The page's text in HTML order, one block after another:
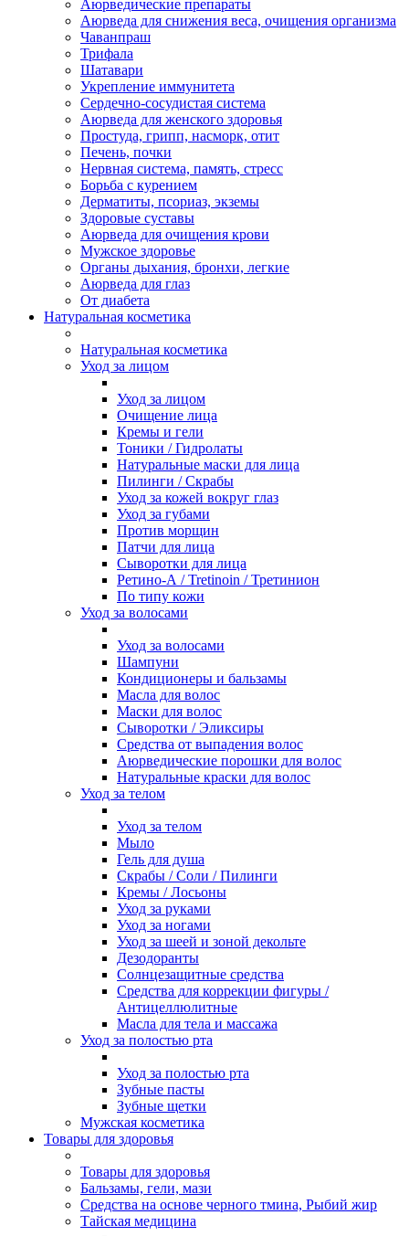
Аюрведические препараты
Аюрведа для снижения веса, очищения организма
Чаванпраш
Трифала
Шатавари
Укрепление иммунитета
Сердечно-сосудистая система
Аюрведа для женского здоровья
Простуда, грипп, насморк, отит
Печень, почки
Нервная система, память, стресс
Борьба с курением
Дерматиты, псориаз, экземы
Здоровые суставы
Аюрведа для очищения крови
Мужское здоровье
Органы дыхания, бронхи, легкие
Аюрведа для глаз
От диабета
Натуральная косметика
Натуральная косметика
Уход за лицом
Уход за лицом
Очищение лица
Кремы и гели
Тоники / Гидролаты
Натуральные маски для лица
Пилинги / Cкрабы
Уход за кожей вокруг глаз
Уход за губами
Против морщин
Патчи для лица
Сыворотки для лица
Ретино-А / Tretinoin / Третинион
По типу кожи
Уход за волосами
Уход за волосами
Шампуни
Кондиционеры и бальзамы
Масла для волос
Маски для волос
Сыворотки / Эликсиры
Средства от выпадения волос
Аюрведические порошки для волос
Натуральные краски для волос
Уход за телом
Уход за телом
Мыло
Гель для душа
Скрабы / Соли / Пилинги
Кремы / Лосьоны
Уход за руками
Уход за ногами
Уход за шеей и зоной декольте
Дезодоранты
Солнцезащитные средства
Средства для коррекции фигуры /
Антицеллюлитные
Масла для тела и массажа
Уход за полостью рта
Уход за полостью рта
Зубные пасты
Зубные щетки
Мужская косметика
Товары для здоровья
Товары для здоровья
Бальзамы, гели, мази
Средства на основе черного тмина, Рыбий жир
Тайская медицина